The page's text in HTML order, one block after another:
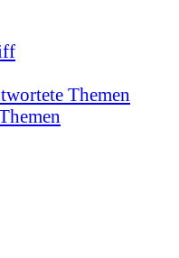
Themen